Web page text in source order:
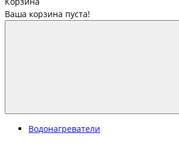
Ваша корзина пуста!
Водонагреватели